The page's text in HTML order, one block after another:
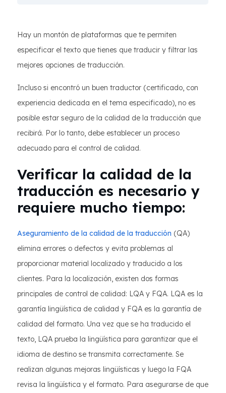
Hay un montón de plataformas que te permiten
especificar el texto que tienes que traducir y filtrar las
mejores opciones de traducción.
Incluso si encontró un buen traductor (certificado, con
experiencia dedicada en el tema especificado), no es
posible estar seguro de la calidad de la traducción que
recibirá. Por lo tanto, debe establecer un proceso
adecuado para el control de calidad.
Verificar la calidad de la
traducción es necesario y
requiere mucho tiempo:
Aseguramiento de la calidad de la traducción (QA)
elimina errores o defectos y evita problemas al
proporcionar material localizado y traducido a los
clientes. Para la localización, existen dos formas
principales de control de calidad: LQA y FQA. LQA es la
garantía lingüística de calidad y FQA es la garantía de
calidad del formato. Una vez que se ha traducido el
texto, LQA prueba la lingüística para garantizar que el
idioma de destino se transmita correctamente. Se
realizan algunas mejoras lingüísticas y luego la FQA
revisa la lingüística y el formato. Para asegurarse de que